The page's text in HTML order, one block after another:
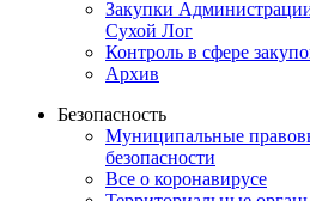
Закупки
Сухой Лог
Контроль в сфере
Архив
Безопасность
Муниципальные
безопасности
Все о коронавирусе